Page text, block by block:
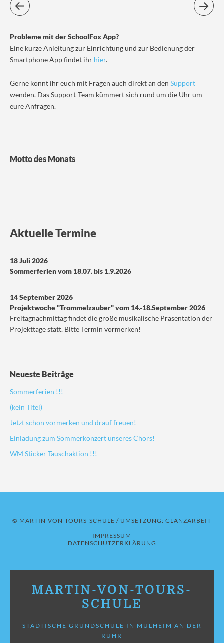
Probleme mit der SchoolFox App?
Eine kurze Anleitung zur Einrichtung und zur Bedienung der
Smartphone App findet ihr hier.
Gerne könnt ihr euch mit Fragen auch direkt an den Support
wenden. Das Support-Team kümmert sich rund um die Uhr um
eure Anfragen.
Motto des Monats
Aktuelle Termine
18 Juli 2026
Sommerferien vom 18.07. bis 1.9.2026
14 September 2026
Projektwoche "Trommelzauber" vom 14.-18.September 2026
Freitagnachmittag findet die große musikalische Präsentation der
Projekttage statt. Bitte Termin vormerken!
Neueste Beiträge
Sommerferien !!!
(kein Titel)
Jetzt schon vormerken und drauf freuen!
Einladung zum Sommerkonzert unseres Chors!
WM Sticker Tauschaktion !!!
© MARTIN-VON-TOURS-SCHULE / UMSETZUNG: GLANZARBEIT
IMPRESSUM
DATENSCHUTZERKLÄRUNG
MARTIN-VON-TOURS-
SCHULE
STÄDTISCHE GRUNDSCHULE IN MÜLHEIM AN DER
RUHR